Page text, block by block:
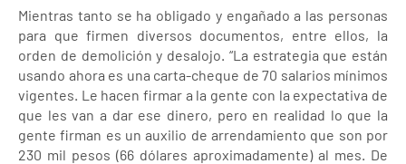
Mientras tanto se ha obligado y engañado a las personas
para que firmen diversos documentos, entre ellos, la
orden de demolición y desalojo. “La estrategia que están
usando ahora es una carta-cheque de 70 salarios mínimos
vigentes. Le hacen firmar a la gente con la expectativa de
que les van a dar ese dinero, pero en realidad lo que la
gente firman es un auxilio de arrendamiento que son por
230 mil pesos (66 dólares aproximadamente) al mes. De